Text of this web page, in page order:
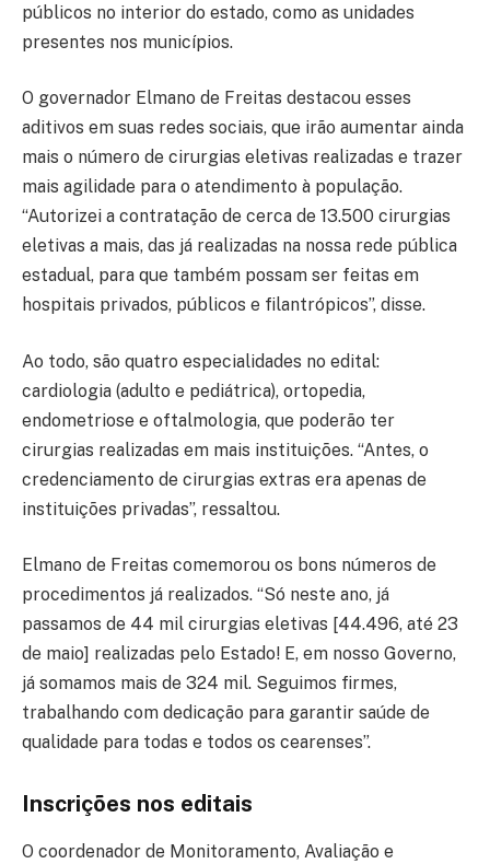
públicos no interior do estado, como as unidades
presentes nos municípios.
O governador Elmano de Freitas destacou esses
aditivos em suas redes sociais, que irão aumentar ainda
mais o número de cirurgias eletivas realizadas e trazer
mais agilidade para o atendimento à população.
“Autorizei a contratação de cerca de 13.500 cirurgias
eletivas a mais, das já realizadas na nossa rede pública
estadual, para que também possam ser feitas em
hospitais privados, públicos e filantrópicos”, disse.
Ao todo, são quatro especialidades no edital:
cardiologia (adulto e pediátrica), ortopedia,
endometriose e oftalmologia, que poderão ter
cirurgias realizadas em mais instituições. “Antes, o
credenciamento de cirurgias extras era apenas de
instituições privadas”, ressaltou.
Elmano de Freitas comemorou os bons números de
procedimentos já realizados. “Só neste ano, já
passamos de 44 mil cirurgias eletivas [44.496, até 23
de maio] realizadas pelo Estado! E, em nosso Governo,
já somamos mais de 324 mil. Seguimos firmes,
trabalhando com dedicação para garantir saúde de
qualidade para todas e todos os cearenses”.
Inscrições nos editais
O coordenador de Monitoramento, Avaliação e